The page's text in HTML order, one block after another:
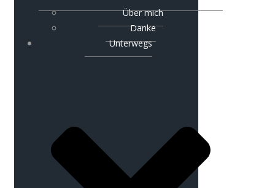
Über mich
Danke
Unterwegs